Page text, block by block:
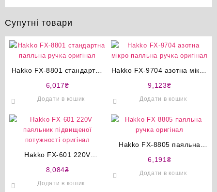
Супутні товари
Hakko FX-8801 стандартна
6,017₴
Додати в кошик
Hakko FX-9704 азотна мікро
9,123₴
Додати в кошик
Hakko FX-601 220V
потужності оригінал
8,084₴
Додати в кошик
Hakko FX-8805 паяльна
6,191 ₴
Додати в кошик